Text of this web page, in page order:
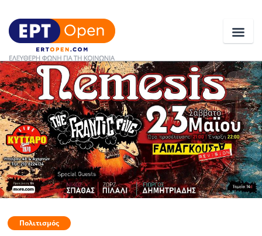
Ειδήσεις
Ελλάδα
Κοινωνία
Πολιτική
Οικονομία
Αθλητικά
Πολιτισμός